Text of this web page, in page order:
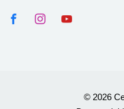
© 2026